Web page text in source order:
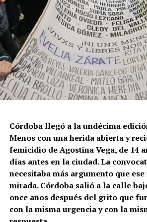
Córdoba llegó a la undécima
Menos con una herida abierta y
femicidio de Agostina Vega, de 14
días antes en la ciudad. La
necesitaba más argumento que
mirada. Córdoba salió a la calle
once años después del grito que
con la misma urgencia y con la